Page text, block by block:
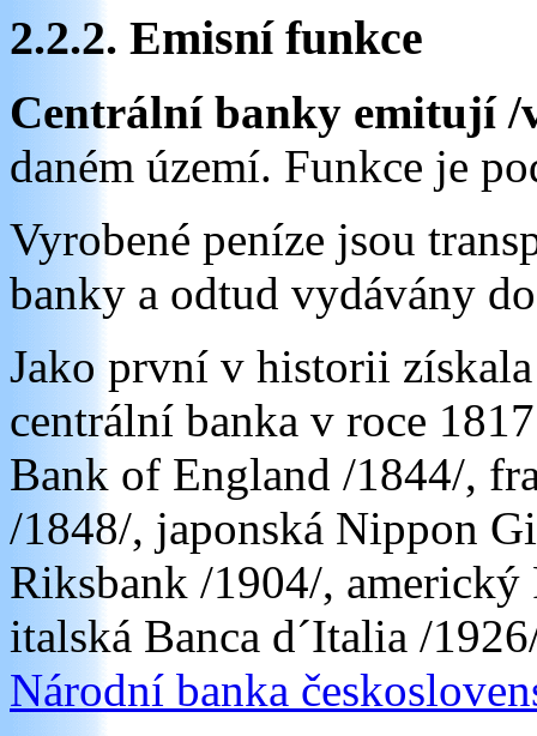
2.2.2. Emisní funkce
Centrální banky emitují /
daném území. Funkce je
Vyrobené peníze jsou
banky a odtud vydávány
Jako první v historii
centrální banka v roce
Bank of England /1844/,
/1848/, japonská Nippon
Riksbank /1904/, americký
italská Banca d´Italia /
Národní banka